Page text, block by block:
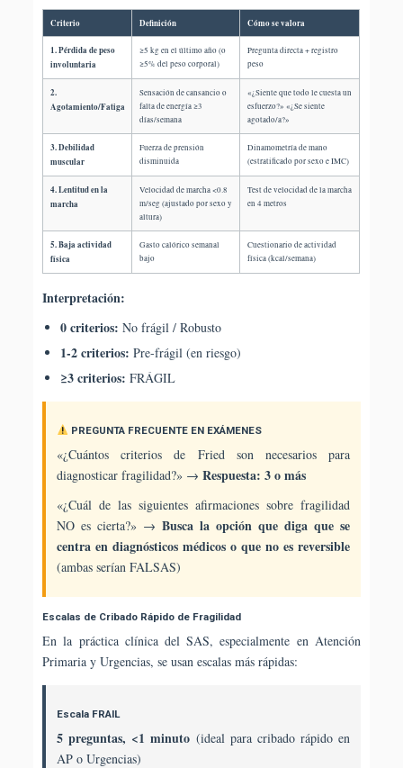
Criterio Definición Cómo se valora
1. Pérdida de peso
involuntaria
≥5 kg en el último año (o
≥5% del peso corporal)
Pregunta directa + registro
peso
2.
Agotamiento/Fatiga
Sensación de cansancio o
falta de energía ≥3
días/semana
«¿Siente que todo le cuesta un
esfuerzo?» «¿Se siente
agotado/a?»
3. Debilidad
muscular
Fuerza de prensión
disminuida
Dinamometría de mano
(estratificado por sexo e IMC)
4. Lentitud en la
marcha
Velocidad de marcha <0.8
m/seg (ajustado por sexo y
altura)
Test de velocidad de la marcha
en 4 metros
5. Baja actividad
física
Gasto calórico semanal
bajo
Cuestionario de actividad
física (kcal/semana)
Interpretación:
0 criterios: No frágil / Robusto
1-2 criterios: Pre-frágil (en riesgo)
≥3 criterios: FRÁGIL
PREGUNTA FRECUENTE EN EXÁMENES
«¿Cuántos criterios de Fried son necesarios para
diagnosticar fragilidad?» →Respuesta: 3 o más
«¿Cuál de las siguientes afirmaciones sobre fragilidad
NO es cierta?» →Busca la opción que diga que se
centra en diagnósticos médicos o que no es reversible
(ambas serían FALSAS)
Escalas de Cribado Rápido de Fragilidad
En la práctica clínica del SAS, especialmente en Atención
Primaria y Urgencias, se usan escalas más rápidas:
Escala FRAIL
5 preguntas, <1 minuto (ideal para cribado rápido en
AP o Urgencias)